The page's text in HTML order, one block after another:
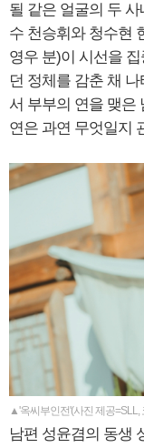
될 같은 얼굴의 두
수 천승휘와 청수현
영우 분)이 시선을
던 정체를 감춘 채
서 부부의 연을 맺은
연은 과연 무엇일지
▲'옥씨부인전'(사진 제공=SLL,
남편 성윤겸의 동생